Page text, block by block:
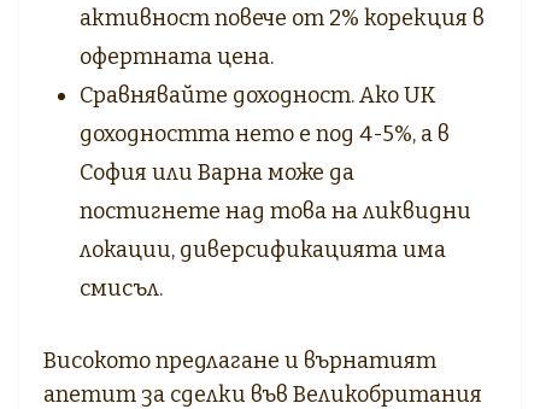
активност повече от 2% корекция в
офертната цена.
Сравнявайте доходност. Ако UK
доходността нето е под 4-5%, а в
София или Варна може да
постигнете над това на ликвидни
локации, диверсификацията има
смисъл.
Високото предлагане и върнатият
апетит за сделки във Великобритания